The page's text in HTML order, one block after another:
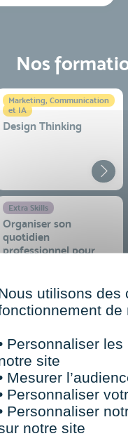
Nos
Marketing, Communication
et IA
Design Thinking
Extra Skills
Organiser son
quotidien
professionnel pour
utilisons des
de
Personnaliser
site
Mesurer
Personnaliser
Personnaliser
notre site